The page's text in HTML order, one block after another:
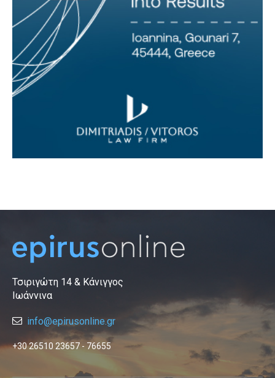
Τσιριγώτη 14 & Κάνιγγος
Ιωάννινα
info@epirusonline.gr
+30 26510 23657 - 76655